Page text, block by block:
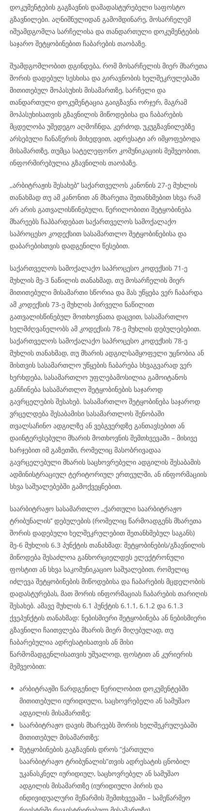
დოკუმენტების გაგზავნის დამადასტურებელი საფოსტო
გზავნილები. აღნიშნულიდან გამომდინარე, მოსარჩელემ
იშუამდგომლა სარჩელისა და თანდართული დოკუმენტების
საჯარო შეტყობინებით ჩაბარების თაობაზე.
შუამდგომლობით დგინდება, რომ მოსარჩელის მიერ მხარეთა
შორის დადებულ სესხისა და გირავნობის ხელშეკრულებაში
მითითებულ მოპასუხის მისამართზე, სარჩელი და
თანდართული დოკუმენტაცია გაიგზავნა ორჯერ, მაგრამ
მოპასუხისათვის გზავნილის მიწოდებისა და ჩაბარების
მცდელობა უშედეგო აღმოჩნდა, კერძოდ, უკუგზავნილებზე
არსებული ჩანაწერის მიხედვით, ადრესატი არ იმყოფებოდა
მისამართზე, თუმცა სატელეფონო კომუნიკაციის მეშვეობით,
ინფორმირებულია გზავნილის თაობაზე.
,,არბიტრაჟის შესახებ’’ საქართველოს კანონის 27-ე მუხლის
თანახმად თუ ამ კანონით ან მხარეთა შეთანხმებით სხვა რამ
არ არის გათვალისწინებული, წერილობითი შეტყობინება
მხარეებს ჩაჰბარდებათ საქართველოს სამოქალაქო
საპროცესო კოდექსით სასამართლო შეტყობინებისა და
დაბარებისთვის დადგენილი წესებით.
საქართველოს სამოქალაქო საპროცესო კოდექსის 71-ე
მუხლის მე-3 ნაწილის თანახმად, თუ მოსარჩელის მიერ
მითითებული მისამართი სწორია და მას უწყება ვერ ჩაბარდა
ამ კოდექსის 73-ე მუხლის პირველი ნაწილით
გათვალისწინებულ მოთხოვნათა დაცვით, სასამართლო
ხელმძღვანელობს ამ კოდექსის 78-ე მუხლის დებულებებით.
საქართველოს სამოქალაქო საპროცესო კოდექსის 78-ე
მუხლის თანახმად, თუ მხარის ადგილსამყოფელი უცნობია ან
მისთვის სასამართლო უწყების ჩაბარება სხვაგვარად ვერ
ხერხდება, სასამართლო უფლებამოსილია გამოიტანოს
განჩინება სასამართლო შეტყობინების საჯაროდ
გავრცელების შესახებ. სასამართლო შეტყობინება საჯაროდ
ვრცელდება შესაბამისი სასამართლოს შენობაში
თვალსაჩინო ადგილზე ან ვებგვერდზე განთავსებით ან
დაინტერესებული მხარის მოთხოვნის შემთხვევაში – მისივე
ხარჯებით იმ გაზეთში, რომელიც მასობრივადაა
გავრცელებული მხარის საცხოვრებელი ადგილის შესაბამის
ადმინისტრაციულ ტერიტორიულ ერთეულში, ან ინფორმაციის
სხვა საშუალებებში გამოქვეყნებით.
საარბიტრაჟო სასამართლო ,,ქართული საარბიტრაჟო
ტრიბუნალის’’ დებულების (რომელიც წარმოადგენს მხარეთა
შორის დადებული ხელშეკრულებით შეთანხმებულ საგანს)
მე-6 მუხლის 6.3 პუნქტის თანახმად: შეტყობინების/გზავნილის
მიწოდება შესაძლოა განხორციელდეს ელექტრონული
ფოსტით ან სხვა საკომუნიკაციო საშუალებით, რომელიც
იძლევა შეტყობინების მიწოდებისა და ჩაბარების მცდელობის
დადასტურებას, მათ შორის ინფორმაციას ჩაბარების თარიღის
შესახებ. ამავე მუხლის 6.1 პუნქტის 6.1.1, 6.1.2 და 6.1.3
ქვეპუნქტის თანახმად: ნებისმიერი შეტყობინება ან ნებისმიერი
გზავნილი ჩაითვლება მხარის მიერ მიღებულად, თუ
ჩაბარებულია ადრესატისათვის ან მისი
წარმომადგენლისათვის უშუალოდ, ფოსტით ან კურიერის
მეშვეობით:
არბიტრაჟში წარდგენილ წერილობით დოკუმენტებში
მითითებული იურიდიული, საცხოვრებელი ან სამუშაო
ადგილის მისამართზე;
საარბიტრაჟო დავის მხარეებს შორის ხელშეკრულებაში
მითითებულ მისამართზე;
შეტყობინების გაგზავნის დროს “ქართული
საარბიტრაჟო ტრიბუნალის”თვის ადრესატის ცნობილ
უკანასკნელ იურიდიულ, საცხოვრებელ ან სამუშაო
ადგილის მისამართზე (იურიდიული პირის და
ინდივიდუალური მეწარმის შემთხვევაში – სამეწარმეო